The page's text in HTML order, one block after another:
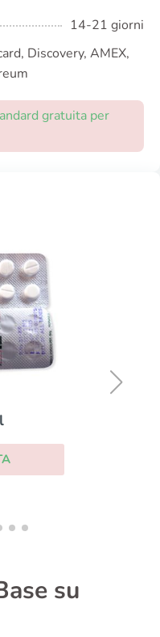
14-21 giorni
Discovery, AMEX,
gratuita per
su